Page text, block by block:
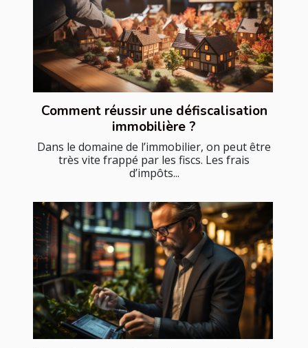
Comment réussir une défiscalisation
immobilière ?
Dans le domaine de l’immobilier, on peut être
très vite frappé par les fiscs. Les frais
d’impôts...